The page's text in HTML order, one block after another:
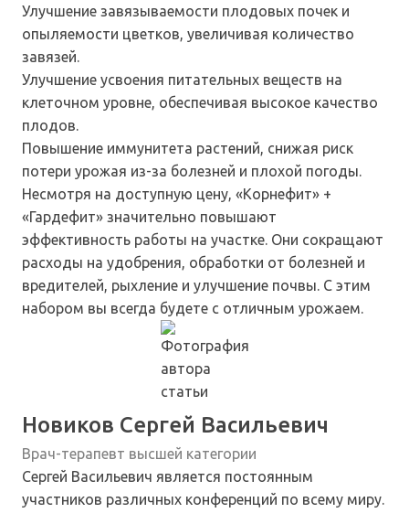
Улучшение завязываемости плодовых почек и
опыляемости цветков, увеличивая количество
завязей.
Улучшение усвоения питательных веществ на
клеточном уровне, обеспечивая высокое качество
плодов.
Повышение иммунитета растений, снижая риск
потери урожая из-за болезней и плохой погоды.
Несмотря на доступную цену, «Корнефит» +
«Гардефит» значительно повышают
эффективность работы на участке. Они сокращают
расходы на удобрения, обработки от болезней и
вредителей, рыхление и улучшение почвы. С этим
набором вы всегда будете с отличным урожаем.
Новиков Сергей Васильевич
Врач-терапевт высшей категории
Сергей Васильевич является постоянным
участников различных конференций по всему миру.